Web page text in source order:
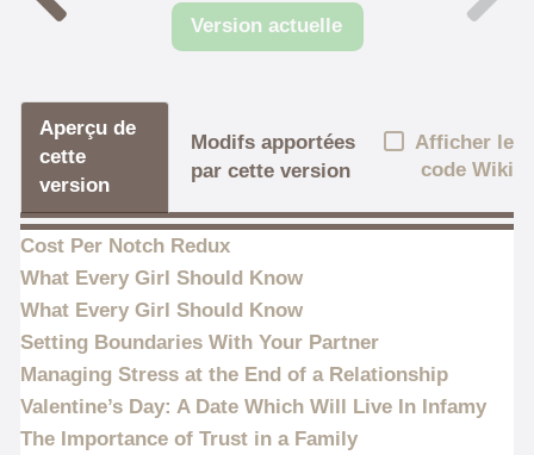
Version actuelle
Aperçu de
cette
version
Modifs apportées
par cette version
Afficher le
code Wiki